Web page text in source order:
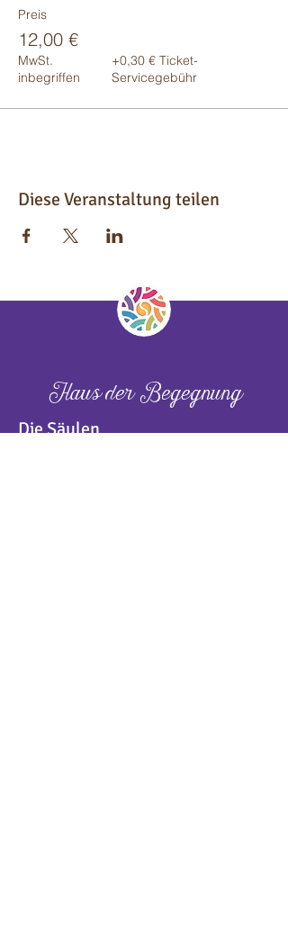
Preis
12,00 €
MwSt.
inbegriffen
+0,30 € Ticket-
Servicegebühr
Diese Veranstaltung teilen
Haus der Begegnung
Die Säulen